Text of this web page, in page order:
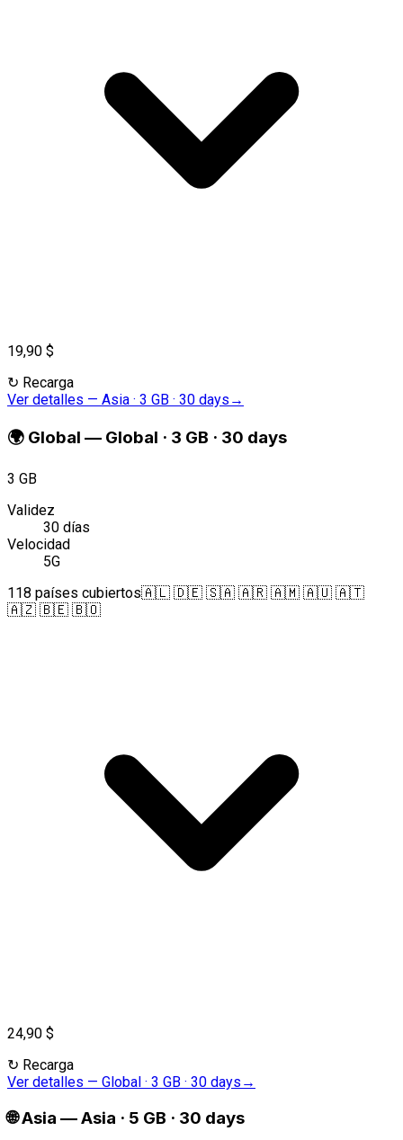
19,90 $
↻ Recarga
Ver detalles — Asia · 3 GB · 30 days →
🌍 Global — Global · 3 GB · 30 days
3 GB
Validez
30 días
Velocidad
5G
118 países cubiertos🇦🇱 🇩🇪 🇸🇦 🇦🇷 🇦🇲 🇦🇺 🇦🇹
🇦🇿 🇧🇪 🇧🇴
24,90 $
↻ Recarga
Ver detalles — Global · 3 GB · 30 days →
🌐Asia —Asia · 5 GB · 30 days